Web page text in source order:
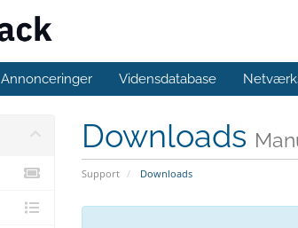
Annonceringer Vidensdatabase
Downloads
Support Downloads